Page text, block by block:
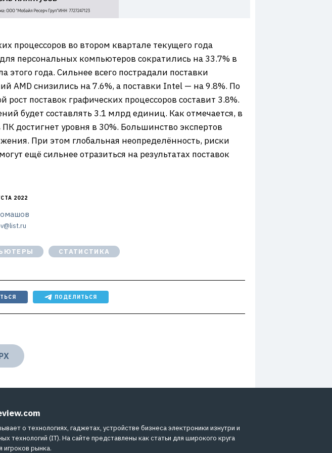
процессоров во втором квартале текущего года
персональных компьютеров сократились на 33.7% в
года. Сильнее всего пострадали поставки
AMD снизились на 7.6%, а поставки Intel — на 9.8%. По
поставок графических процессоров составит 3.8%.
будет составлять 3.1 млрд единиц. Как отмечается, в
достигнет уровня в 30%. Большинство экспертов
При этом глобальная неопределённость, риски
ещё сильнее отразиться на результатах поставок
2022
СТАТИСТИКА
ПОДЕЛИТЬСЯ
о технологиях, гаджетах, устройстве бизнеса электроники изнутри и
технологий (IT). На сайте представлены как статьи для широкого круга
игроков рынка.